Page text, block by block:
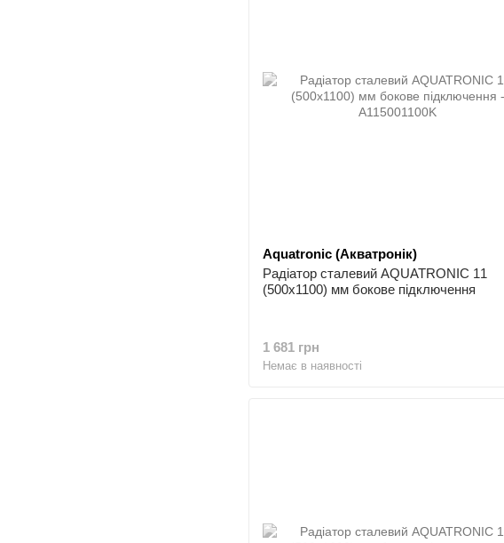
Aquatronic (Акватронік)
Радіатор сталевий AQUATRONIC 11
(500x1100) мм бокове підключення
1 681 грн
Немає в наявності